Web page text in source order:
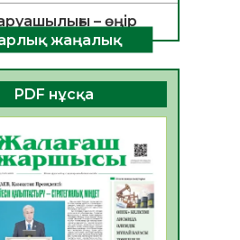
– өңір
негізгі
32 0
БЕЛСЕНДІЛІК –
НЕГІЗІ
31
САЙЛАУЫ –
БАСТАР
ТАҢДАУ
жаңалық
PDF нұсқа